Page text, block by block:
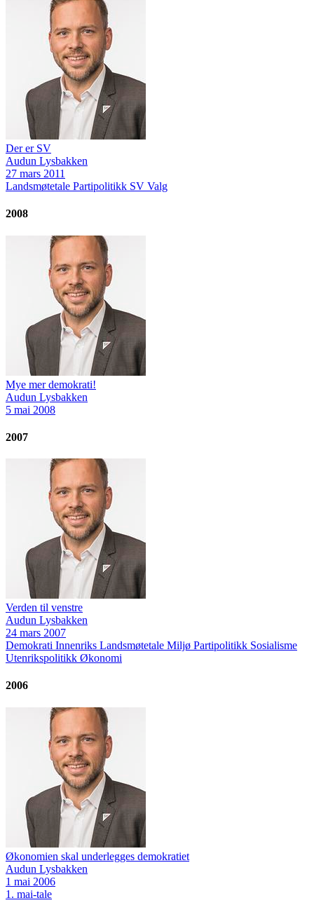
Der er SV
Audun Lysbakken
27 mars 2011
Landsmøtetale Partipolitikk SV Valg
2008
Mye mer demokrati!
Audun Lysbakken
5 mai 2008
2007
Verden til venstre
Audun Lysbakken
24 mars 2007
Demokrati Innenriks Landsmøtetale Miljø Partipolitikk Sosialisme
Utenrikspolitikk Økonomi
2006
Økonomien skal underlegges demokratiet
Audun Lysbakken
1 mai 2006
1. mai-tale